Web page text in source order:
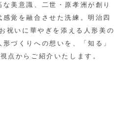
美意識、二世・原孝洲が創り
覚を融合させた洗練。明治四
祝いに華やぎを添える人形美の
づくりへの想いを、「知る」
点からご紹介いたします。